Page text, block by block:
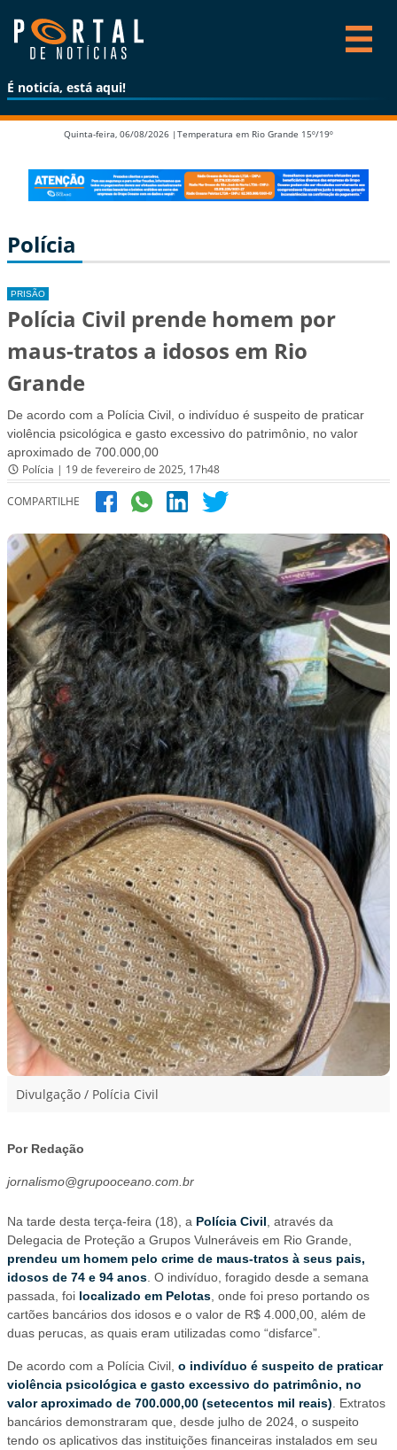
É noticía, está aqui!
Quinta-feira, 06/08/2026 | Temperatura em Rio Grande 15º/19º
Polícia
PRISÃO
Polícia Civil prende homem por
maus-tratos a idosos em Rio
Grande
De acordo com a Polícia Civil, o indivíduo é suspeito de praticar
violência psicológica e gasto excessivo do patrimônio, no valor
aproximado de 700.000,00
Polícia | 19 de fevereiro de 2025, 17h48
COMPARTILHE
Divulgação / Polícia Civil
Por Redação
jornalismo@grupooceano.com.br
Na tarde desta terça-feira (18), a Polícia Civil , através da
Delegacia de Proteção a Grupos Vulneráveis em Rio Grande,
prendeu um homem pelo crime de maus-tratos à seus pais,
idosos de 74 e 94 anos . O indivíduo, foragido desde a semana
passada, foi localizado em Pelotas , onde foi preso portando os
cartões bancários dos idosos e o valor de R$ 4.000,00, além de
duas perucas, as quais eram utilizadas como “disfarce”.
De acordo com a Polícia Civil, o indivíduo é suspeito de praticar
violência psicológica e gasto excessivo do patrimônio, no
valor aproximado de 700.000,00 (setecentos mil reais) . Extratos
bancários demonstraram que, desde julho de 2024, o suspeito
tendo os aplicativos das instituições financeiras instalados em seu